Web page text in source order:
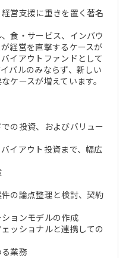
営支援に重きを置く著名
食・サービス、インバウ
経営を直撃するケースが
イアウトファンドとして
バルのみならず、新しい
ケースが増えています。
の投資、およびバリュー
イアウト投資まで、幅広
の論点整理と検討、契約
ョンモデルの作成
ッショナルと連携しての
業務